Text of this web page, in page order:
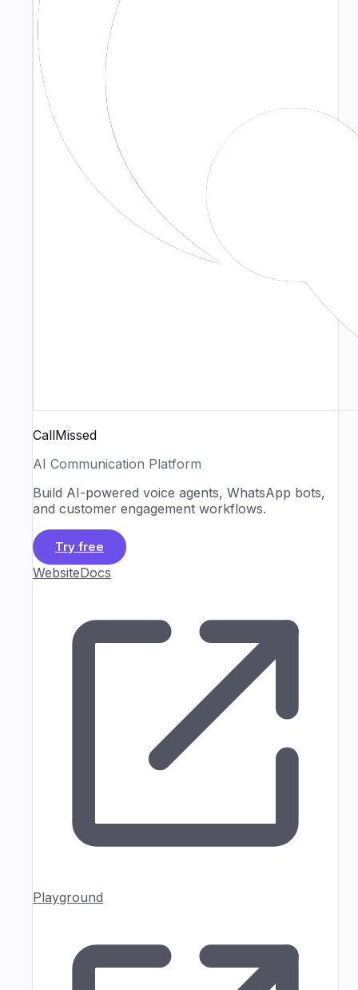
CallMissed
AI Communication Platform
Build AI-powered voice agents, WhatsApp bots,
and customer engagement workflows.
Try free
WebsiteDocs
Playground